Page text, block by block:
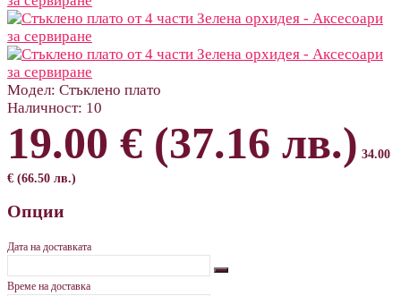
Модел: Стъклено плато
Наличност: 10
19.00 € (37.16 лв.) 34.00
€ (66.50 лв.)
Опции
Дата на доставката
Време на доставка